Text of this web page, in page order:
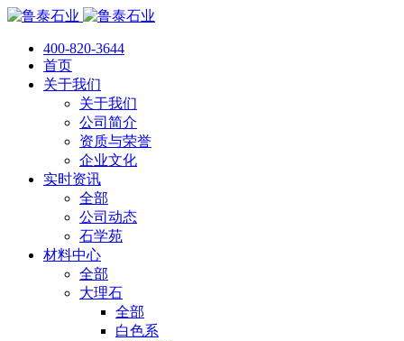
400-820-3644
首页
关于我们
关于我们
公司简介
资质与荣誉
企业文化
实时资讯
全部
公司动态
石学苑
材料中心
全部
大理石
全部
白色系